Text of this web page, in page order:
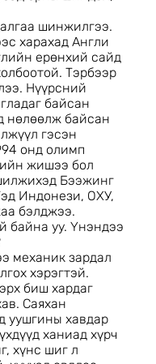
шинжилгээ.
харахад Англи
ерөнхий сайд
Тэрбээр
Нүүрсний
байсан
нөлөөлж байсан
гэсэн
онд олимп
жишээ бол
Бээжинг
Индонези, ОХУ,
бэлджээ.
байна уу. Үнэндээ
механик зардал
хэрэгтэй.
биш хардаг
Саяхан
уушгины хавдар
ханиад хүрч
хүнс шиг л